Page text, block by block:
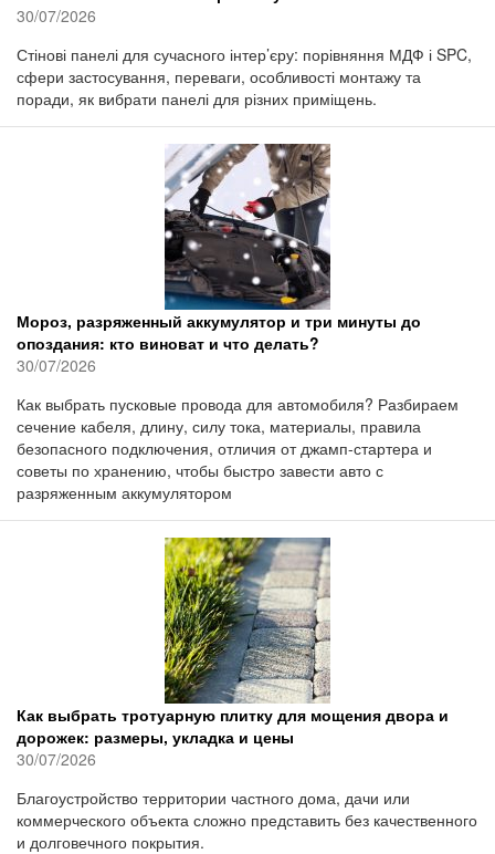
30/07/2026
Стінові панелі для сучасного інтер’єру: порівняння МДФ і SPC,
сфери застосування, переваги, особливості монтажу та
поради, як вибрати панелі для різних приміщень.
Мороз, разряженный аккумулятор и три минуты до
опоздания: кто виноват и что делать?
30/07/2026
Как выбрать пусковые провода для автомобиля? Разбираем
сечение кабеля, длину, силу тока, материалы, правила
безопасного подключения, отличия от джамп-стартера и
советы по хранению, чтобы быстро завести авто с
разряженным аккумулятором
Как выбрать тротуарную плитку для мощения двора и
дорожек: размеры, укладка и цены
30/07/2026
Благоустройство территории частного дома, дачи или
коммерческого объекта сложно представить без качественного
и долговечного покрытия.